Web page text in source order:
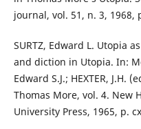
journal, vol. 51, n. 3, 1968,
SURTZ, Edward L. Utopia
and diction in Utopia. In:
Edward S.J.; HEXTER, J.H.
Thomas More, vol. 4. New
University Press, 1965, p.